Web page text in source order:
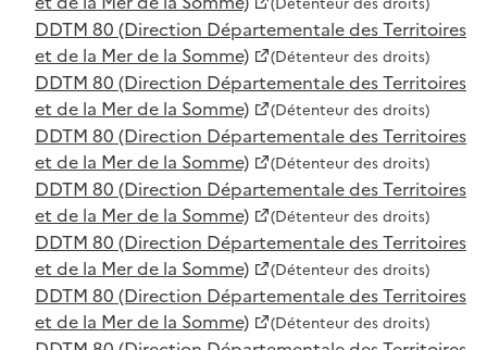
DDTM 80 (Direction Départementale des Territoires
et de la Mer de la Somme)
(Détenteur des droits)
DDTM 80 (Direction Départementale des Territoires
et de la Mer de la Somme)
(Détenteur des droits)
DDTM 80 (Direction Départementale des Territoires
et de la Mer de la Somme)
(Détenteur des droits)
DDTM 80 (Direction Départementale des Territoires
et de la Mer de la Somme)
(Détenteur des droits)
DDTM 80 (Direction Départementale des Territoires
et de la Mer de la Somme)
(Détenteur des droits)
DDTM 80 (Direction Départementale des Territoires
et de la Mer de la Somme)
(Détenteur des droits)